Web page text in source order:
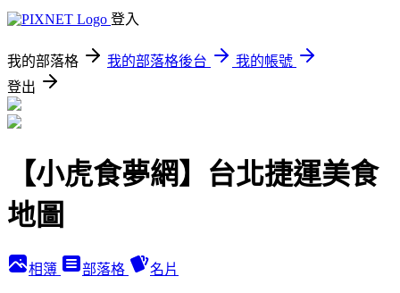
登入
我的部落格 我的部落格後台
我的帳號
登出
【小虎食夢網】台北捷運美食
地圖
相簿 部落格 名片